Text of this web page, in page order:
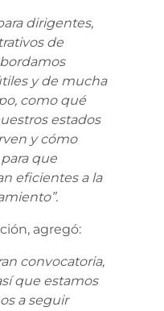
dirigentes,
de
y de mucha
como qué
estados
y cómo
que
eficientes a la
agregó:
convocatoria,
que estamos
a seguir